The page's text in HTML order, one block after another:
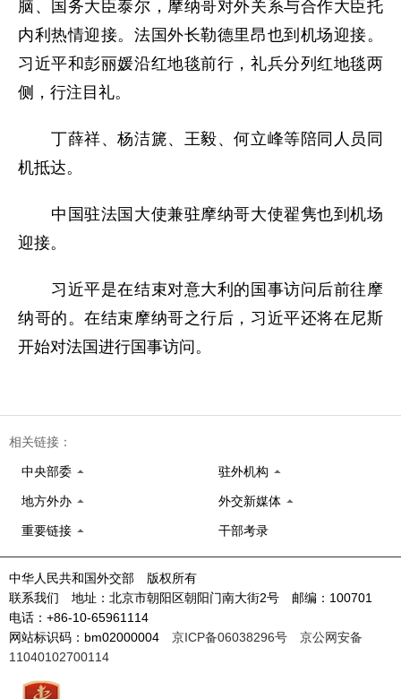
脑、国务大臣泰尔，摩纳哥对外关系与合作大臣托
内利热情迎接。法国外长勒德里昂也到机场迎接。
习近平和彭丽媛沿红地毯前行，礼兵分列红地毯两
侧，行注目礼。
丁薛祥、杨洁篪、王毅、何立峰等陪同人员同
机抵达。
中国驻法国大使兼驻摩纳哥大使翟隽也到机场
迎接。
习近平是在结束对意大利的国事访问后前往摩
纳哥的。在结束摩纳哥之行后，习近平还将在尼斯
开始对法国进行国事访问。
相关链接：
中央部委 驻外机构
地方外办 外交新媒体
重要链接 干部考录
中华人民共和国外交部 版权所有
联系我们 地址：北京市朝阳区朝阳门南大街2号 邮编：100701
电话：+86-10-65961114
网站标识码：bm02000004 京ICP备06038296号
京公网安备
11040102700114